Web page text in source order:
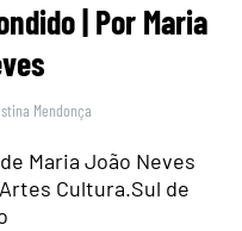
| Por Maria
Mendonça
Maria João Neves
Cultura.Sul de